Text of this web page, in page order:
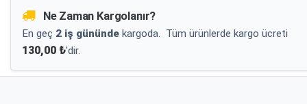
Ne Zaman Kargolanır?
En geç 2 iş gününde kargoda. Tüm ürünlerde kargo ücreti
130,00 ₺'dir.